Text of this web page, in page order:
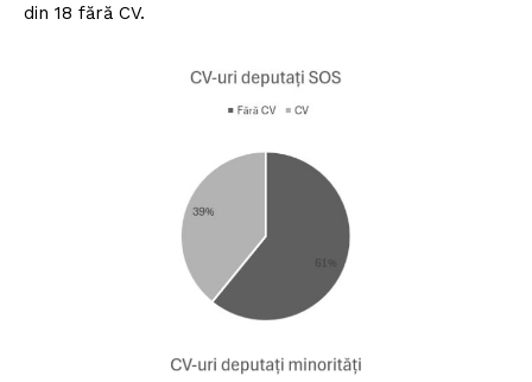
din 18 fără CV.